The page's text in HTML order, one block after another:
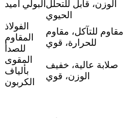
البولي أميد الوزن، قابل للتحلل
الحيوي
الفولاذ
المقاوم
للصدأ
مقاوم للتآكل، مقاوم
للحرارة، قوي
المقوى
بألياف
الكربون
صلابة عالية، خفيف
الوزن، قوي